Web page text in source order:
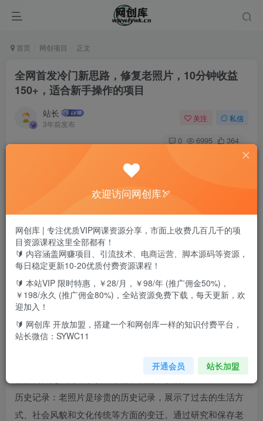
首页 网创项目 正文
全网首发冷门新思路，修复老照片，10分钟收益
150+，适合新手操作的项目
站长
3年前发布
关注 私信
0 6995 364
老照片修复有哪些意义？
回忆与情感：老照片可以唤起回忆和情感，帮助人们重新体
验过去的时光，重温珍贵的记忆。它们记录了个人、家庭和
历史记录：老照片是珍贵的历史记录，展示了过去的生活方
式、社会风貌和文化传统等方面的变迁。通过研究和保存老
欢迎访问网创库🏹
网创库 | 专注优质VIP网课资源分享，市面上收费几百几千的项
目资源课程这里全部都有！
🔰 内容涵盖网赚项目、引流技术、电商运营、脚本源码等资源，
每日稳定更新10-20优质付费资源课程！
🔰 本站VIP 限时特惠，￥28/月，￥98/年 (推广佣金50%)，
￥198/永久 (推广佣金80%)，全站资源免费下载，每天更新，欢
迎加入！
🔰 网创库 开放加盟，搭建一个和网创库一样的知识付费平台，
站长微信：SYWC11
开通会员 站长加盟